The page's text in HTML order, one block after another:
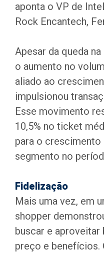
aponta o VP de
Rock Encantech,
Apesar da queda
o aumento no
aliado ao
impulsionou
Esse movimento
10,5% no ticket
para o
segmento no
Fidelização
Mais uma vez, em
shopper
buscar e aproveitar
preço e benefícios.